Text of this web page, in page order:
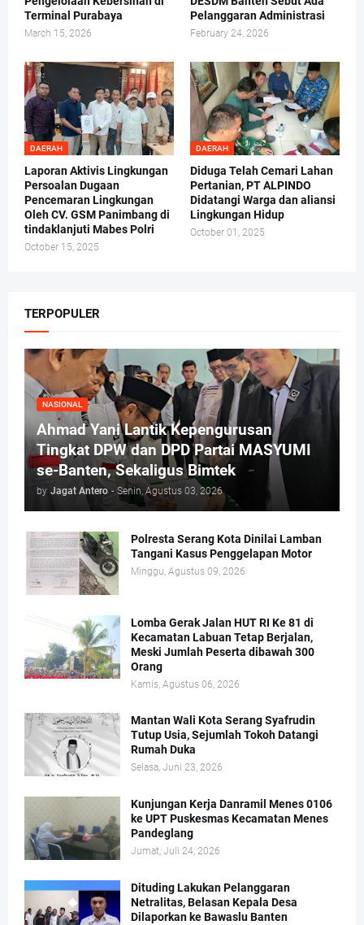
Terminal Purabaya
March 15, 2026
Pelanggaran Administrasi
February 24, 2026
DAERAH
Laporan Aktivis Lingkungan
Persoalan Dugaan
Pencemaran Lingkungan
Oleh CV. GSM Panimbang di
tindaklanjuti Mabes Polri
October 15, 2025
DAERAH
Diduga Telah Cemari Lahan
Pertanian, PT ALPINDO
Didatangi Warga dan aliansi
Lingkungan Hidup
October 01, 2025
TERPOPULER
NASIONAL
Ahmad Yani Lantik Kepengurusan
Tingkat DPW dan DPD Partai MASYUMI
se-Banten, Sekaligus Bimtek
by Jagat Antero - Senin, Agustus 03, 2026
Polresta Serang Kota Dinilai Lamban
Tangani Kasus Penggelapan Motor
Minggu, Agustus 09, 2026
Lomba Gerak Jalan HUT RI Ke 81 di
Kecamatan Labuan Tetap Berjalan,
Meski Jumlah Peserta dibawah 300
Orang
Kamis, Agustus 06, 2026
Mantan Wali Kota Serang Syafrudin
Tutup Usia, Sejumlah Tokoh Datangi
Rumah Duka
Selasa, Juni 23, 2026
Kunjungan Kerja Danramil Menes 0106
ke UPT Puskesmas Kecamatan Menes
Pandeglang
Jumat, Juli 24, 2026
Dituding Lakukan Pelanggaran
Netralitas, Belasan Kepala Desa
Dilaporkan ke Bawaslu Banten